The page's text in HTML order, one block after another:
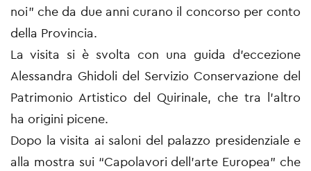
noi” che da due anni curano il concorso per conto
della Provincia.
La visita si è svolta con una guida d’eccezione
Alessandra Ghidoli del Servizio Conservazione del
Patrimonio Artistico del Quirinale, che tra l’altro
ha origini picene.
Dopo la visita ai saloni del palazzo presidenziale e
alla mostra sui “Capolavori dell’arte Europea” che